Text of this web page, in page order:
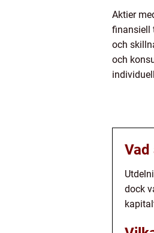
Aktier
finansiell
och
och
dock